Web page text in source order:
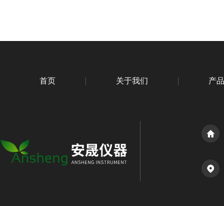
首页 关于我们 产